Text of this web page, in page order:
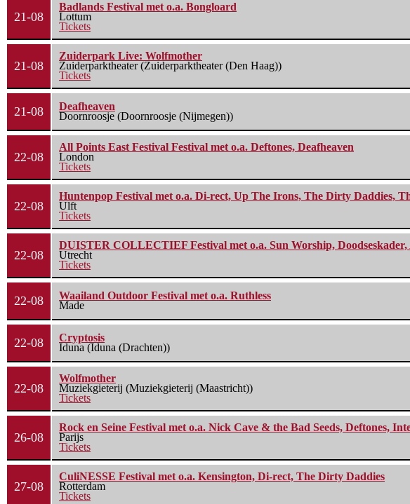
21-08
Badlands Festival met o.a. Bongloard
Lottum
Tickets
21-08
Zuiderpark Live: Wolfmother
Zuiderparktheater (Zuiderparktheater (Den Haag))
Tickets
21-08
Deafheaven
Doornroosje (Doornroosje (Nijmegen))
22-08
All Points East Festival Festival met o.a. Deftones, Deafheaven
London
Tickets
22-08
Huntenpop Festival met o.a. Di-rect, Up The Irons, The Dirty Daddies,
Ulft
Tickets
22-08
DUISTER COLLECTIEF Festival met o.a. Sun Worship,
Utrecht
Tickets
22-08
Waailand Outdoor Festival met o.a. Ruthless
Made
22-08
Cryptosis
Iduna (Iduna (Drachten))
22-08
Wolfmother
Muziekgieterij (Muziekgieterij (Maastricht))
Tickets
26-08
Rock en Seine Festival met o.a. Nick Cave & the Bad Seeds, Deftones,
Parijs
Tickets
27-08
CuliNESSE Festival met o.a. Kensington, Di-rect, The Dirty Daddies
Rotterdam
Tickets